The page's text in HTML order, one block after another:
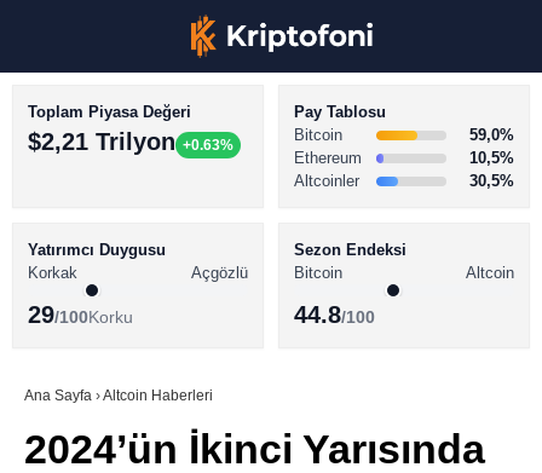
Youtube
BİTCOİN HABERLERİ
ALTCOİN HABERLERİ
SÖZLÜK
Toplam Piyasa Değeri
$2,21 Trilyon +0.63%
Pay Tablosu
Bitcoin
59,0%
Ethereum
10,5%
Altcoinler
30,5%
Yatırımcı Duygusu
Korkak
Açgözlü
29/100Korku
Sezon Endeksi
Bitcoin
Altcoin
44.8/100
Ana Sayfa ›Altcoin Haberleri
2024’ün İkinci Yarısında